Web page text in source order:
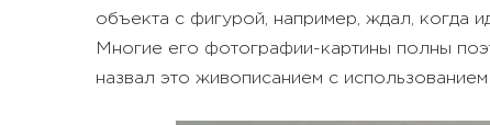
объекта с фигурой, например, ждал, когда
Многие его фотографии-картины полны
назвал это живописанием с